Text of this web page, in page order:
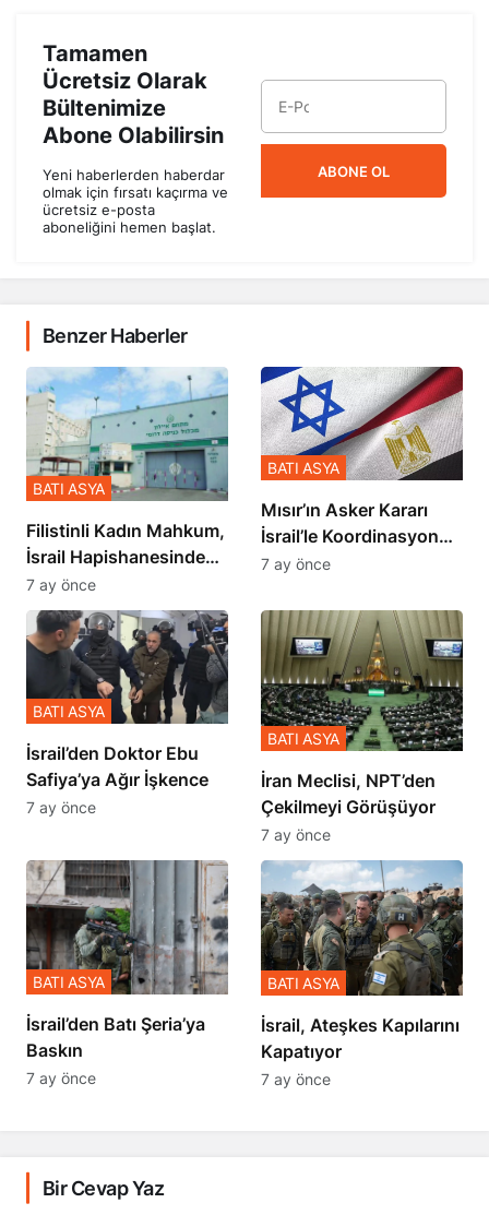
Tamamen
Ücretsiz Olarak
Bültenimize
Abone Olabilirsin
Yeni haberlerden haberdar
olmak için fırsatı kaçırma ve
ücretsiz e-posta
aboneliğini hemen başlat.
ABONE OL
Benzer Haberler
Filistinli Kadın Mahkum,
İsrail Hapishanesindeki
Zulmü Anlattı
BATI ASYA
7 ay önce
Mısır’ın Asker Kararı
İsrail’le Koordinasyon
İçinde Gerçekleşmiş
BATI ASYA
7 ay önce
İsrail’den Doktor Ebu
Safiya’ya Ağır İşkence
BATI ASYA
7 ay önce
İran Meclisi, NPT’den
Çekilmeyi Görüşüyor
BATI ASYA
7 ay önce
​​​​​​​İsrail’den Batı Şeria’ya
Baskın
BATI ASYA
7 ay önce
İsrail, Ateşkes Kapılarını
Kapatıyor
BATI ASYA
7 ay önce
Bir Cevap Yaz